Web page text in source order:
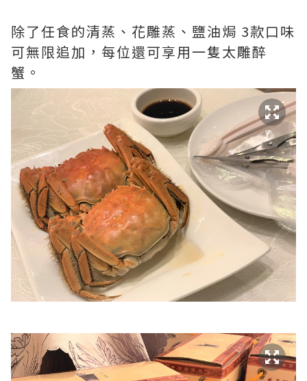
除了任食的清蒸、花雕蒸、鹽油焗 3款口味
可無限追加，每位還可享用一隻太雕醉
蟹。